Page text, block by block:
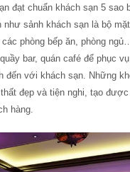
đạt chuẩn khách sạn 5 sao
như sảnh khách sạn là bộ
phòng bếp ăn, phòng
bar, quán café để phục
đến với khách sạn. Những
đẹp và tiện nghi, tạo
hàng.